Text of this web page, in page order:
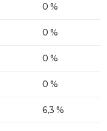
0 %
0 %
0 %
0 %
6,3 %